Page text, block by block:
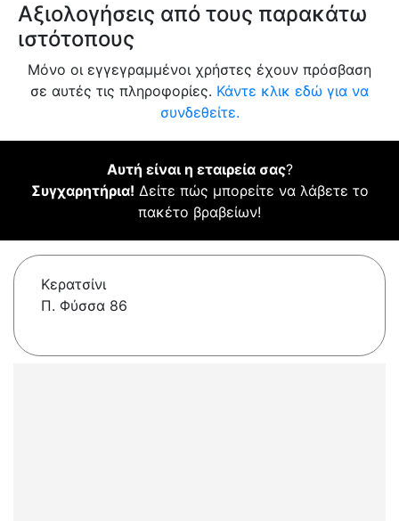
Αξιολογήσεις από τους παρακάτω
ιστότοπους
Μόνο οι εγγεγραμμένοι χρήστες έχουν πρόσβαση
σε αυτές τις πληροφορίες. Κάντε κλικ εδώ για να
συνδεθείτε.
Αυτή είναι η εταιρεία σας?
Συγχαρητήρια! Δείτε πώς μπορείτε να λάβετε το
πακέτο βραβείων!
Κερατσίνι
Π. Φύσσα 86